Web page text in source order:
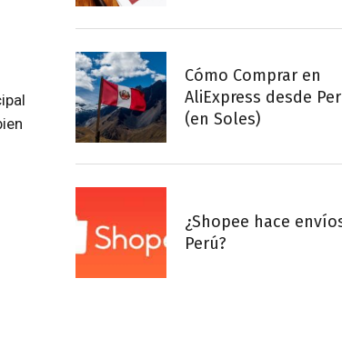
Cómo Comprar en
AliExpress desde
(en Soles)
¿Shopee hace
Perú?